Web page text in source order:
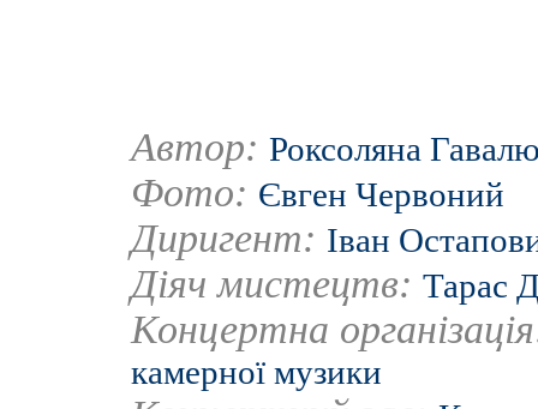
Автор: Роксоляна
Фото: Євген Червоний
Диригент: Іван
Діяч мистецтв: Тарас
Концертна
камерної музики